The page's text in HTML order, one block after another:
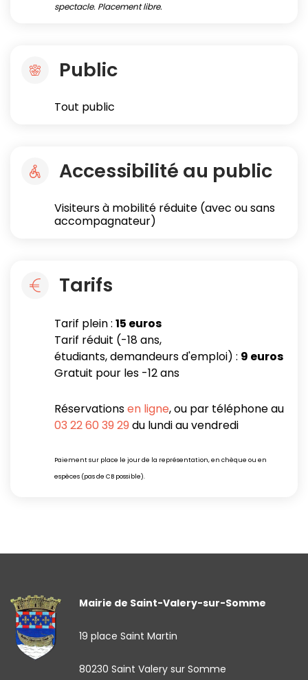
spectacle. Placement libre.
Public
Tout public
Accessibilité au public
Visiteurs à mobilité réduite (avec ou sans
accompagnateur)
Tarifs
Tarif plein : 15 euros
Tarif réduit (-18 ans,
étudiants, demandeurs d'emploi) : 9 euros
Gratuit pour les -12 ans
Réservationsen ligne, ou par téléphone au
03 22 60 39 29 du lundi au vendredi
Paiement sur place le jour de la représentation, en chèque ou en
espèces (pas de CB possible).
Mairie de Saint-Valery-sur-Somme
19 place Saint Martin
80230 Saint Valery sur Somme